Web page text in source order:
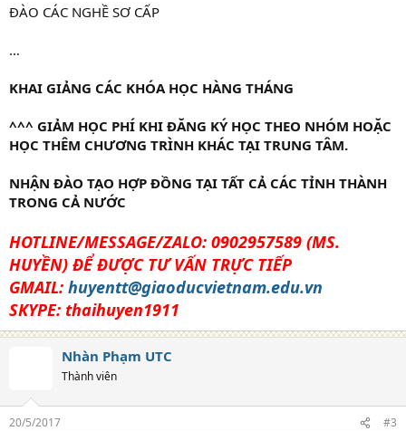
ĐÀO CÁC NGHỀ SƠ CẤP
…
KHAI GIẢNG CÁC KHÓA HỌC HÀNG THÁNG
^^^ GIẢM HỌC PHÍ KHI ĐĂNG KÝ HỌC THEO NHÓM HOẶC
HỌC THÊM CHƯƠNG TRÌNH KHÁC TẠI TRUNG TÂM.
NHẬN ĐÀO TẠO HỢP ĐỒNG TẠI TẤT CẢ CÁC TỈNH THÀNH
TRONG CẢ NƯỚC
HOTLINE/MESSAGE/ZALO: 0902957589 (MS.
HUYỀN) ĐỂ ĐƯỢC TƯ VẤN TRỰC TIẾP
GMAIL: huyentt@giaoducvietnam.edu.vn
SKYPE: thaihuyen1911
Nhàn Phạm UTC
Thành viên
20/5/2017 #3